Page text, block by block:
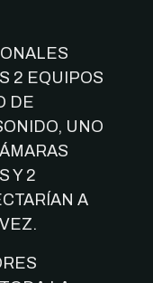
2 EQUIPOS
DE
UNO
Y 2
A